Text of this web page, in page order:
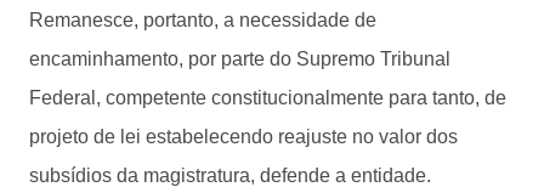
Remanesce, portanto, a necessidade de
encaminhamento, por parte do Supremo Tribunal
Federal, competente constitucionalmente para tanto, de
projeto de lei estabelecendo reajuste no valor dos
subsídios da magistratura, defende a entidade.